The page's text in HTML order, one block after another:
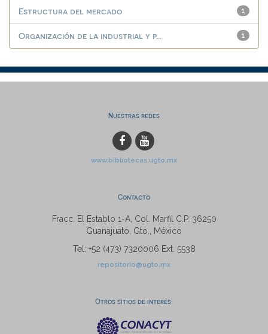
1
Estructura del mercado
1
Organización de la industrial y p...
Nuestras redes
www.bibliotecas.ugto.mx
Contacto
Fracc. El Establo 1-A, Col. Marfil C.P. 36250
Guanajuato, Gto., México
Tel: +52 (473) 7320006 Ext. 5538
repositorio@ugto.mx
Otros sitios de interés: